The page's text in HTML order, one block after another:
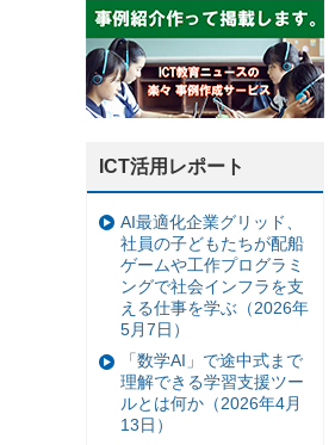
ICT活用レポート
AI最適化企業グリッド、
社員の子どもたちが配船
ゲームや工作プログラミ
ングで社会インフラを支
える仕事を学ぶ（2026年
5月7日）
「数学AI」で途中式まで
理解できる学習支援ツー
ルとは何か（2026年4月
13日）